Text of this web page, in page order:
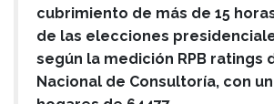
cubrimiento de más de 15
de las elecciones
según la medición RPB ratings
Nacional de Consultoría, con